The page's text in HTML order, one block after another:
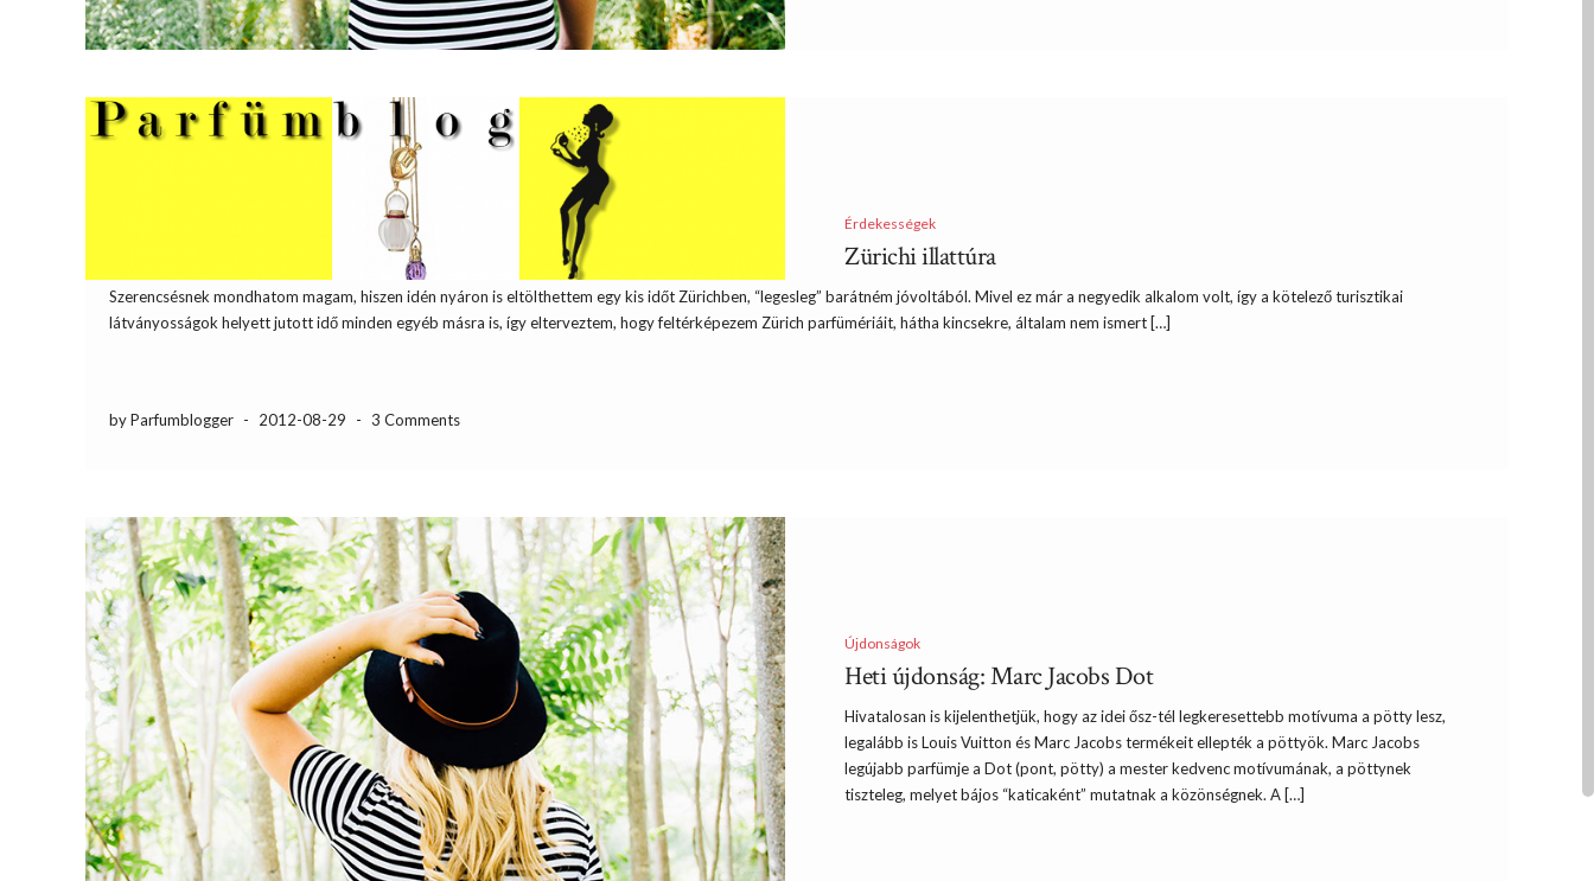
Érdekességek
Zürichi illattúra
Szerencsésnek mondhatom magam, hiszen idén nyáron is eltölthettem egy kis időt Zürichben, “legesleg” barátném jóvoltából. Mivel ez már a negyedik alkalom volt, így a kötelező turisztikai
látványosságok helyett jutott idő minden egyéb másra is, így elterveztem, hogy feltérképezem Zürich parfümériáit, hátha kincsekre, általam nem ismert […]
by Parfumblogger - 2012-08-29 - 3 Comments
Újdonságok
Heti újdonság: Marc Jacobs Dot
Hivatalosan is kijelenthetjük, hogy az idei ősz-tél legkeresettebb motívuma a pötty lesz,
legalább is Louis Vuitton és Marc Jacobs termékeit ellepték a pöttyök. Marc Jacobs
legújabb parfümje a Dot (pont, pötty) a mester kedvenc motívumának, a pöttynek
tiszteleg, melyet bájos “katicaként” mutatnak a közönségnek. A […]